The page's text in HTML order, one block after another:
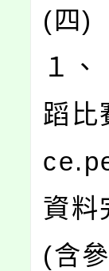
(四)
１
蹈
資料
(含